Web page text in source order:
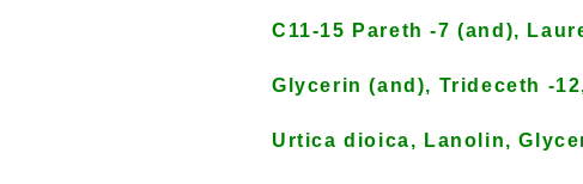
C11-15 Pareth -7 (and),
Glycerin (and), Trideceth -
Urtica dioica, Lanolin,